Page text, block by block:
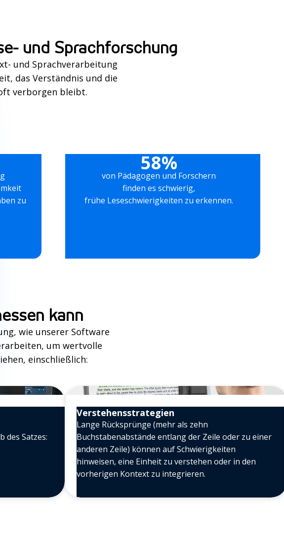
und Sprachforschung
und Sprachverarbeitung
das Verständnis und die
verborgen bleibt.
zu
58%
von Pädagogen und Forschern
finden es schwierig,
frühe Leseschwierigkeiten zu erkennen.
kann
wie unserer Software
um wertvolle
einschließlich:
des Satzes:
Verstehensstrategien
Lange Rücksprünge (mehr als zehn
Buchstabenabstände entlang der Zeile oder zu einer
anderen Zeile) können auf Schwierigkeiten
hinweisen, eine Einheit zu verstehen oder in den
vorherigen Kontext zu integrieren.